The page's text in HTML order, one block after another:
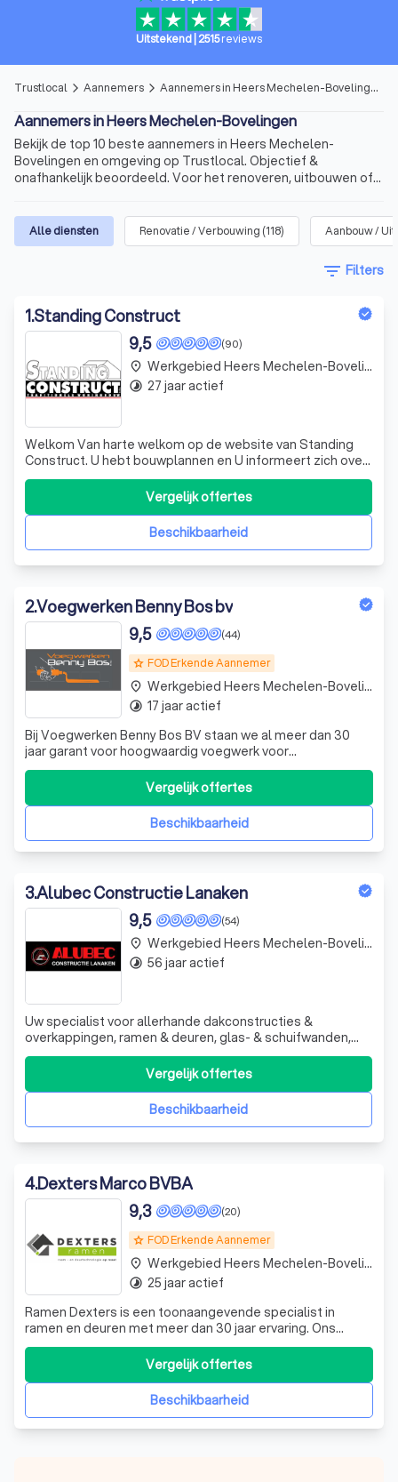
Uitstekend 2515reviews
Trustlocal arrow_forward_ios Aannemers arrow_forward_ios Aannemers in Heers Mechelen-Bovelingen
Aannemers in Heers Mechelen-Bovelingen
Bekijk de top 10 beste aannemers in Heers Mechelen-
Bovelingen en omgeving op Trustlocal. Objectief &
onafhankelijk beoordeeld. Voor het renoveren, uitbouwen of
Alle diensten Renovatie / Verbouwing (118) Aanbouw /
filter_list Filters
1.Standing Construct
(90)
9,5
Welkom Van harte welkom op de website van Standing
Construct. U hebt bouwplannen en U informeert zich over
hoe uw droomwoning te bouwen aan de beste
prijs/kwaliteit- verhouding. Via onze site gaan we U meer
vertellen over wie wij zijn en hoe we werken en gaan we U
informatie geven die U zal helpen
Beschikbaarheid
Vergelijk offertes
place Werkgebied Heers Mechelen-Bovelingen
timelapse 27 jaar actief
2.Voegwerken Benny Bos bv
grade FOD Erkende Aannemer
(44)
9,5
Bij Voegwerken Benny Bos BV staan we al meer dan 30
jaar garant voor hoogwaardig voegwerk voor
nieuwbouwprojecten, van modern tot landelijk of
industrieel. Wij richten ons uitsluitend op nieuwbouw en
voeren geen renovatie- of herstellingswerken uit. Benny
zelf is op de werf aanwezig, samen met zijn
Beschikbaarheid
Vergelijk offertes
place Werkgebied Heers Mechelen-Bovelingen
timelapse 17 jaar actief
3.Alubec Constructie Lanaken
(54)
9,5
Uw specialist voor allerhande dakconstructies &
overkappingen, ramen & deuren, glas- & schuifwanden,
rolluiken en zonwering. Meer dan 45 jaar op proef gesteld
flexibele aanpak Professioneel advies in onze toonzaal of
bij u thuis Ruim aanboBeschikbaarheid
Vergelijk offertes
place Werkgebied Heers Mechelen-Bovelingen
timelapse 56 jaar actief
4.Dexters Marco BVBA
grade FOD Erkende Aannemer
(20)
9,3
Ramen Dexters is een toonaangevende specialist in
ramen en deuren met meer dan 30 jaar ervaring. Ons
verhaal begon in een kleine garage, maar door onze
toewijding en vakmanschap zijn we uitgegroeid tot een
gerespecteerde naam in de sector. Onze oprichter, Marco
Dexters, heeft samen met zijn broer Ra
Beschikbaarheid
Vergelijk offertes
place Werkgebied Heers Mechelen-Bovelingen
timelapse 25 jaar actief